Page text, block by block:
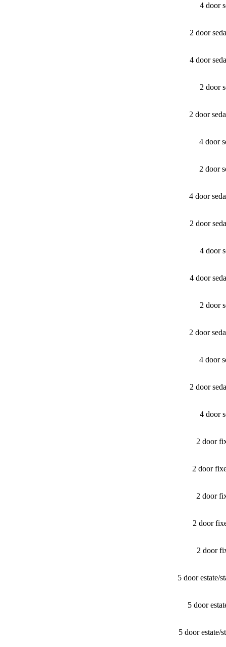
4 door
2 door
4 door
2 door
2 door
4 door
2 door
4 door
2 door
4 door
4 door
2 door
2 door
4 door
2 door
4 door
2 door
2 door
2 door
2 door
2 door
5 door estate/​
5 door
5 door estate/​